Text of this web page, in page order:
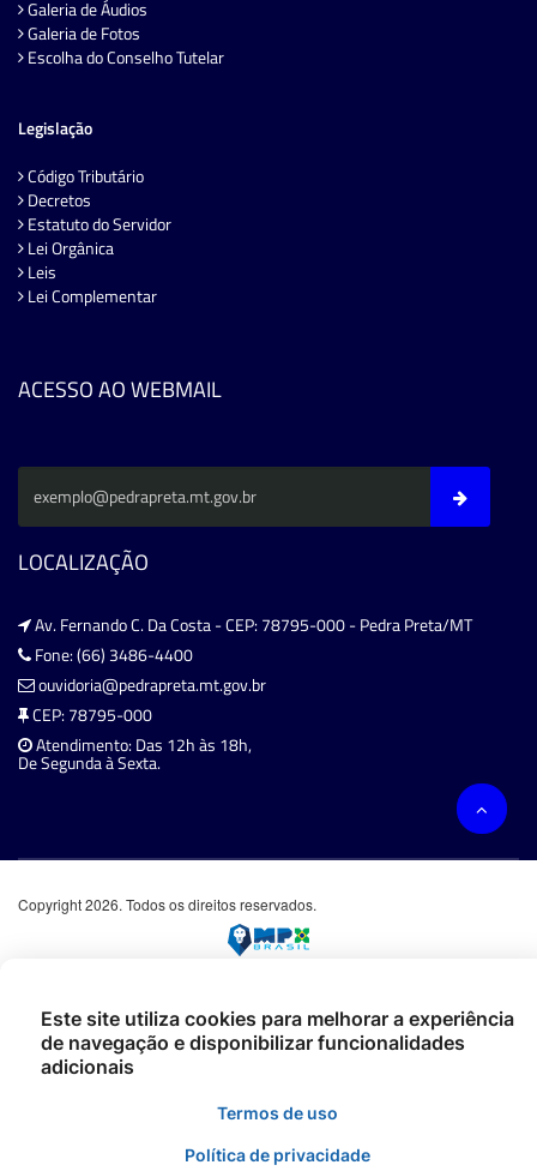
Galeria de Áudios
Galeria de Fotos
Escolha do Conselho Tutelar
Legislação
Código Tributário
Decretos
Estatuto do Servidor
Lei Orgânica
Leis
Lei Complementar
ACESSO AO WEBMAIL
LOCALIZAÇÃO
Av. Fernando C. Da Costa - CEP: 78795-000 - Pedra Preta/MT
Fone: (66) 3486-4400
ouvidoria@pedrapreta.mt.gov.br
CEP: 78795-000
Atendimento: Das 12h às 18h,
De Segunda à Sexta.
Copyright 2026. Todos os direitos reservados.
Este site utiliza cookies para melhorar a experiência
de navegação e disponibilizar funcionalidades
adicionais
Termos de uso
Política de privacidade